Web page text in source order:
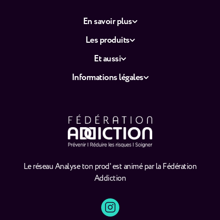
Le réseau Analyse ton prod' est animé par la Fédération
Addiction
En savoir plus
Les produits
Et aussi
Informations légales